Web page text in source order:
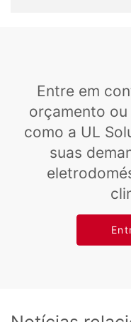
Entre em
orçamento
como a UL
suas